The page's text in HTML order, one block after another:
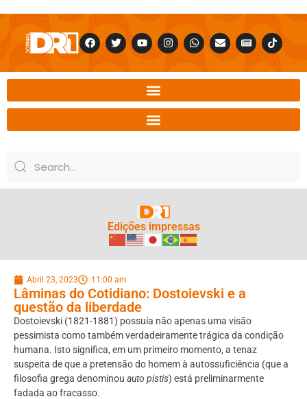
Edições impressas
Abril 23, 2023 11:00 am
Lâminas do Cotidiano: Dostoievski e a
questão da liberdade
Dostoievski (1821-1881) possuía não apenas uma visão
pessimista como também verdadeiramente trágica da condição
humana. Isto significa, em um primeiro momento, a tenaz
suspeita de que a pretensão do homem à autossuficiência (que a
filosofia grega denominou auto pistis) está preliminarmente
fadada ao fracasso.